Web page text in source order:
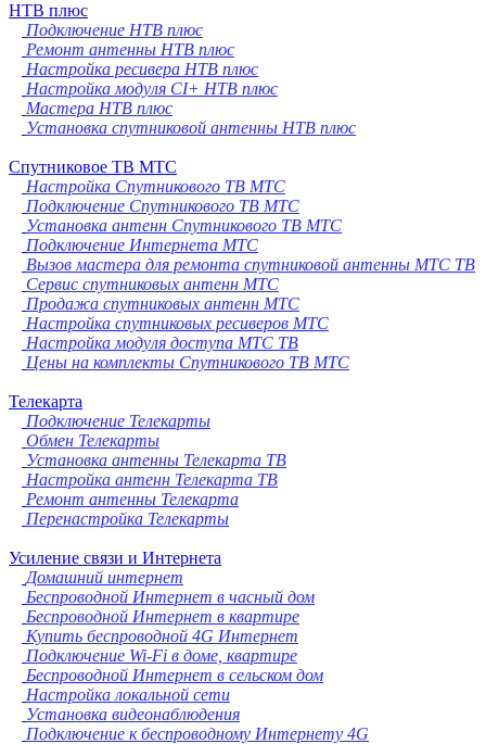
НТВ плюс
Подключение НТВ плюс
Ремонт антенны НТВ плюс
Настройка ресивера НТВ плюс
Настройка модуля CI+ НТВ плюс
Мастера НТВ плюс
Установка спутниковой антенны НТВ плюс
Спутниковое ТВ МТС
Настройка Спутникового ТВ МТС
Подключение Спутникового ТВ МТС
Установка антенн Спутникового ТВ МТС
Подключение Интернета МТС
Вызов мастера для ремонта спутниковой антенны МТС ТВ
Сервис спутниковых антенн МТС
Продажа спутниковых антенн МТС
Настройка спутниковых ресиверов МТС
Настройка модуля доступа МТС ТВ
Цены на комплекты Спутникового ТВ МТС
Телекарта
Подключение Телекарты
Обмен Телекарты
Установка антенны Телекарта ТВ
Настройка антенн Телекарта ТВ
Ремонт антенны Телекарта
Перенастройка Телекарты
Усиление связи и Интернета
Домашний интернет
Беспроводной Интернет в часный дом
Беспроводной Интернет в квартире
Купить беспроводной 4G Интернет
Подключение Wi-Fi в доме, квартире
Беспроводной Интернет в сельском дом
Настройка локальной сети
Установка видеонаблюдения
Подключение к беспроводному Интернету 4G